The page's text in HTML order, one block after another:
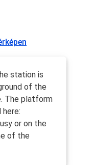
station is
of the
The platform
here:
or on the
of the